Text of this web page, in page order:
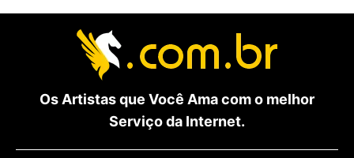
Os Artistas que Você Ama com o melhor
Serviço da Internet.